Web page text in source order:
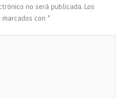
no será publicada. Los
con *